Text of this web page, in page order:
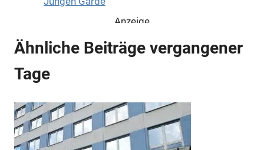
Anzeige
Anzeige
Anzeige
Ähnliche Beiträge vergangener
Tage